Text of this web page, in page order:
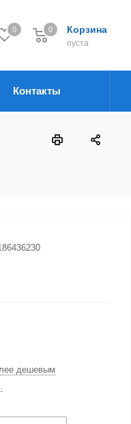
0 Корзина
пуста
0
Контакты
дешевым